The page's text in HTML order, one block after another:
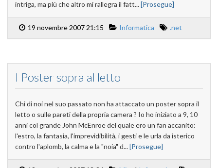
intriga, ma più che altro mi rallegra il fatt...[Prosegue]
19 novembre 2007 21:15 Informatica .net
I Poster sopra al letto
Chi di noi nel suo passato non ha attaccato un poster sopra il
letto o sulle pareti della propria camera ? Io ho iniziato a 9, 10
anni col grande John McEnroe del quale ero un fan accanito:
l'estro, la fantasia, l'imprevidibilità, i gesti e le urla da isterico
contro l'aplomb, la calma e la "noia" d...[Prosegue]